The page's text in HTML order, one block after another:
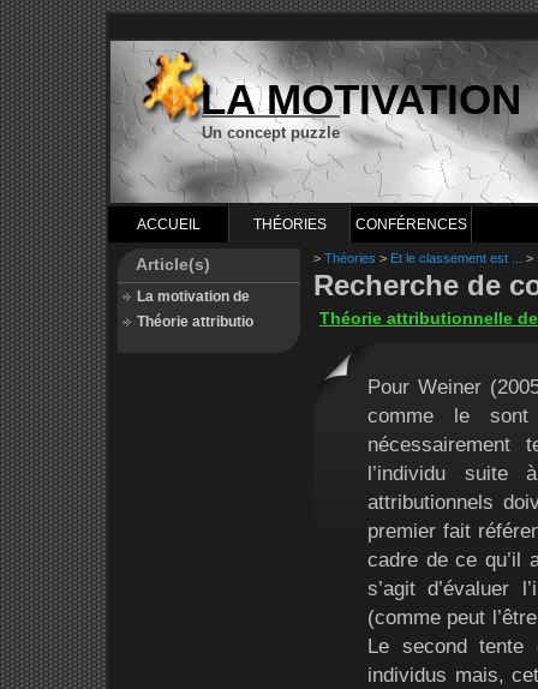
LA MOTIVATION
Un concept puzzle
ACCUEIL THÉORIES CONFÉRENCES
Article(s)
La motivation de
Théorie attributio
> Théories > Et le classement est ... >
Recherche de
Théorie attributionnelle
Pour Weiner
comme le sont
nécessairement
l’individu
attributionnels
premier fait
cadre de ce qu’il
s’agit d’évaluer
(comme peut
Le second tente
individus mais,